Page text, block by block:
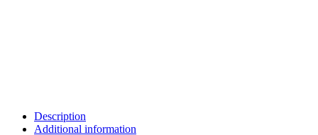
Description
Additional information